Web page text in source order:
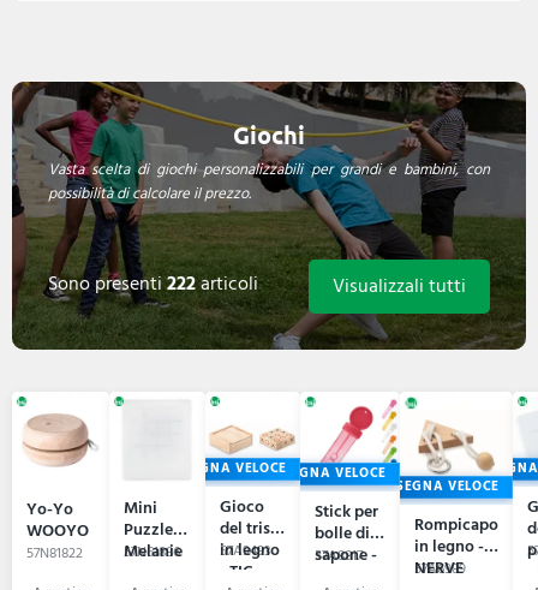
Giochi
Vasta scelta di giochi personalizzabili per grandi e bambini, con
possibilità di calcolare il prezzo.
Sono presenti222articoli Visualizzali tutti
Yo-Yo
WOOYO
57N81822
Mini
Puzzle
Melanie
57N61886
CONSEGNA VELOCE
Gioco
del tris
in legno
- TIC
57A9493
CONSEGNA VELOCE
Stick per
bolle di
sapone -
57A8817
CONSEGNA VELOCE
Rompicapo
in legno -
NERVE
57A6989